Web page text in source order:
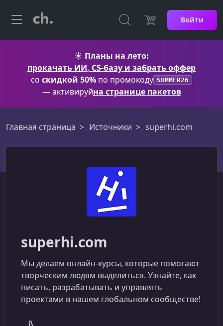
Войти
☀️ Планы на лето:
прокачать ИИ, CS-базу и забрать оффер
со скидкой 50% по промокоду SUMMER26
— активируйна странице пакетов
Главная страница Источники superhi.com
superhi.com
Мы делаем онлайн-курсы, которые помогают
творческим людям выделиться. Узнайте, как
писать, разрабатывать и управлять
проектами в нашем глобальном сообществе!